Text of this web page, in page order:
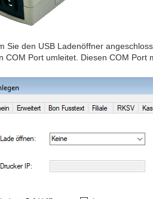
Sie den USB Ladenöffner
COM Port umleitet. Diesen COM Port